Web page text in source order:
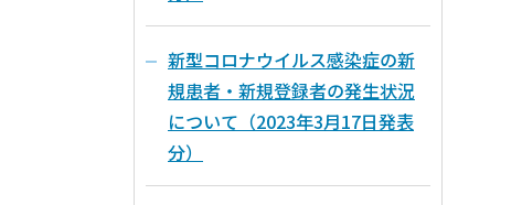
新型コロナウイルス感染症の新
規患者・新規登録者の発生状況
について（2023年3月17日発表
分）